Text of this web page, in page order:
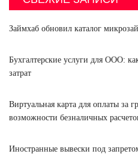
Займхаб обновил каталог
Бухгалтерские услуги для ООО:
затрат
Виртуальная карта для оплаты за
возможности безналичных
Иностранные вывески под